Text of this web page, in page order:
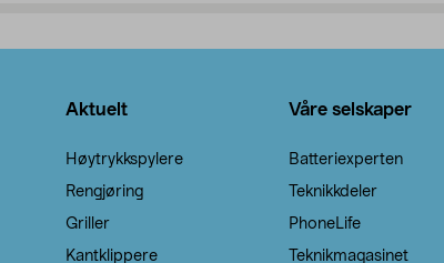
Aktuelt
Høytrykkspylere
Rengjøring
Griller
Kantklippere
Våre selskaper
Batteriexperten
Teknikkdeler
PhoneLife
Teknikmagasinet